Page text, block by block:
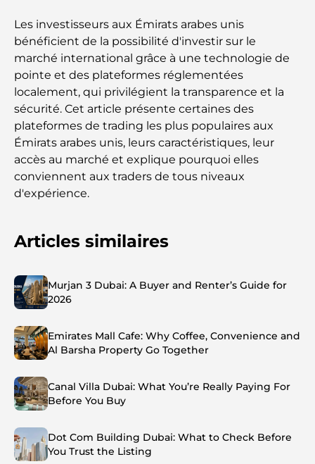
Les investisseurs aux Émirats arabes unis
bénéficient de la possibilité d'investir sur le
marché international grâce à une technologie de
pointe et des plateformes réglementées
localement, qui privilégient la transparence et la
sécurité. Cet article présente certaines des
plateformes de trading les plus populaires aux
Émirats arabes unis, leurs caractéristiques, leur
accès au marché et explique pourquoi elles
conviennent aux traders de tous niveaux
d'expérience.
Articles similaires
Murjan 3 Dubai: A Buyer and Renter’s Guide for
2026
Emirates Mall Cafe: Why Coffee, Convenience and
Al Barsha Property Go Together
Canal Villa Dubai: What You’re Really Paying For
Before You Buy
Dot Com Building Dubai: What to Check Before
You Trust the Listing